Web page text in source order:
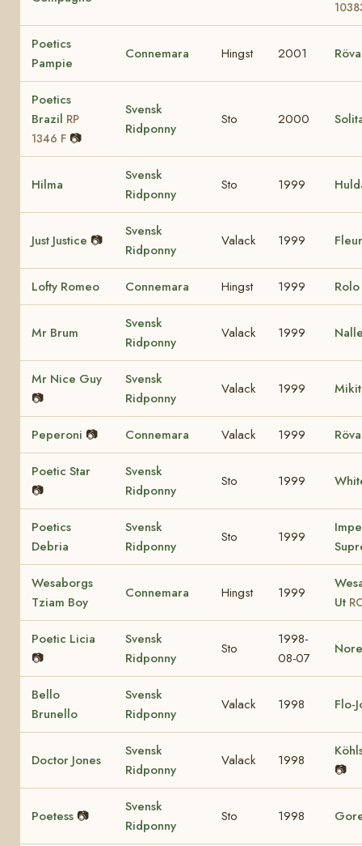
Poetics
Pampie
Connemara Hingst 2001
Poetics
Brazil RP
1346 F 📷
Svensk
Ridponny
Sto 2000
Hilma
Svensk
Ridponny
Sto 1999
Just Justice 📷
Svensk
Ridponny
Valack 1999
Lofty Romeo Connemara Hingst 1999 Rolo
Mr Brum
Svensk
Ridponny
Valack 1999
Mr Nice Guy
📷
Svensk
Ridponny
Valack 1999
Peperoni 📷 Connemara Valack 1999
Poetic Star
📷
Svensk
Ridponny
Sto 1999
Poetics
Debria
Svensk
Ridponny
Sto 1999
Wesaborgs
Tziam Boy
Connemara Hingst 1999
Ut
Poetic Licia
📷
Svensk
Ridponny
Sto
1998-
08-07
Bello
Brunello
Svensk
Ridponny
Valack 1998 Flo-
Doctor Jones
Svensk
Ridponny
Valack 1998
📷
Poetess 📷
Svensk
Ridponny
Sto 1998